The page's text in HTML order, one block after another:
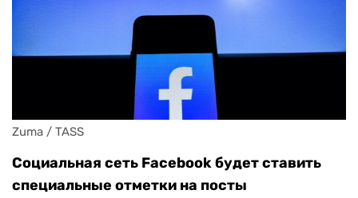
Zuma / TASS
Социальная сеть Facebook будет ставить
специальные отметки на посты